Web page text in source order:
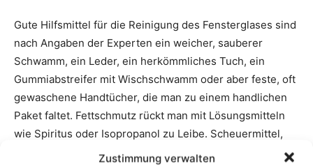
Zustimmung verwalten